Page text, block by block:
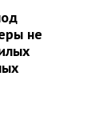
не